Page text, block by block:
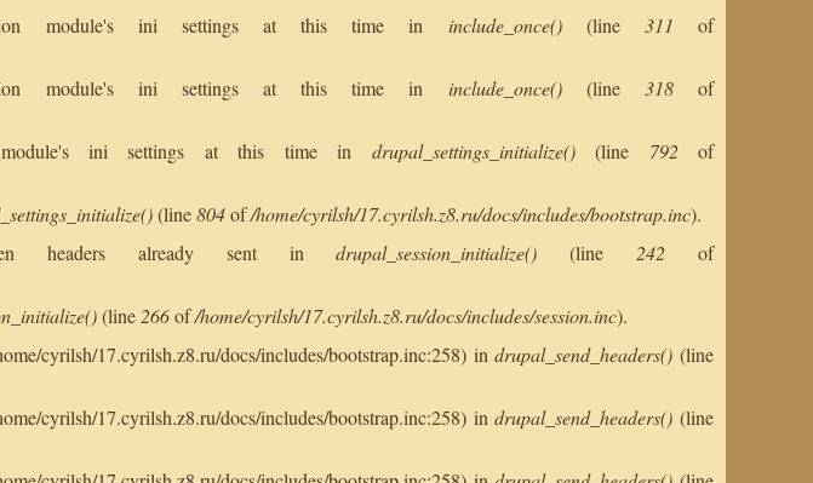
module's ini settings at this time in include_once()(line 311 of
module's ini settings at this time in include_once()(line 318of
module's ini settings at this time in drupal_settings_initialize()(line 792of
(line804of/home/cyrilsh/17.cyrilsh.z8.ru/docs/includes/bootstrap.inc).
when headers already sent indrupal_session_initialize() (line 242 of
(line 266of/home/cyrilsh/17.cyrilsh.z8.ru/docs/includes/session.inc).
cyrilsh/17.cyrilsh.z8.ru/docs/includes/bootstrap.inc:258) indrupal_send_headers() (line
cyrilsh/17.cyrilsh.z8.ru/docs/includes/bootstrap.inc:258) indrupal_send_headers() (line